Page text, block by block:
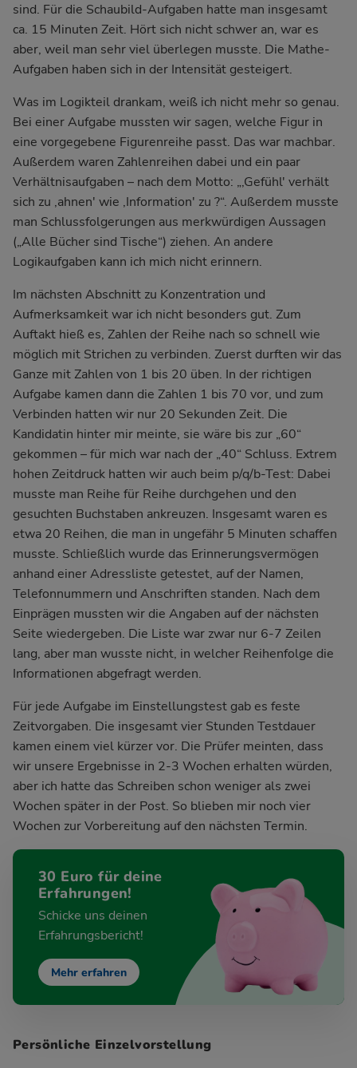
sind. Für die Schaubild-Aufgaben hatte man insgesamt
ca. 15 Minuten Zeit. Hört sich nicht schwer an, war es
aber, weil man sehr viel überlegen musste. Die Mathe-
Aufgaben haben sich in der Intensität gesteigert.
Was im Logikteil drankam, weiß ich nicht mehr so genau.
Bei einer Aufgabe mussten wir sagen, welche Figur in
eine vorgegebene Figurenreihe passt. Das war machbar.
Außerdem waren Zahlenreihen dabei und ein paar
Verhältnisaufgaben – nach dem Motto: „‚Gefühl' verhält
sich zu ‚ahnen' wie ‚Information' zu ?“. Außerdem musste
man Schlussfolgerungen aus merkwürdigen Aussagen
(„Alle Bücher sind Tische“) ziehen. An andere
Logikaufgaben kann ich mich nicht erinnern.
Im nächsten Abschnitt zu Konzentration und
Aufmerksamkeit war ich nicht besonders gut. Zum
Auftakt hieß es, Zahlen der Reihe nach so schnell wie
möglich mit Strichen zu verbinden. Zuerst durften wir das
Ganze mit Zahlen von 1 bis 20 üben. In der richtigen
Aufgabe kamen dann die Zahlen 1 bis 70 vor, und zum
Verbinden hatten wir nur 20 Sekunden Zeit. Die
Kandidatin hinter mir meinte, sie wäre bis zur „60“
gekommen – für mich war nach der „40“ Schluss. Extrem
hohen Zeitdruck hatten wir auch beim p/q/b-Test: Dabei
musste man Reihe für Reihe durchgehen und den
gesuchten Buchstaben ankreuzen. Insgesamt waren es
etwa 20 Reihen, die man in ungefähr 5 Minuten schaffen
musste. Schließlich wurde das Erinnerungsvermögen
anhand einer Adressliste getestet, auf der Namen,
Telefonnummern und Anschriften standen. Nach dem
Einprägen mussten wir die Angaben auf der nächsten
Seite wiedergeben. Die Liste war zwar nur 6-7 Zeilen
lang, aber man wusste nicht, in welcher Reihenfolge die
Informationen abgefragt werden.
Für jede Aufgabe im Einstellungstest gab es feste
Zeitvorgaben. Die insgesamt vier Stunden Testdauer
kamen einem viel kürzer vor. Die Prüfer meinten, dass
wir unsere Ergebnisse in 2-3 Wochen erhalten würden,
aber ich hatte das Schreiben schon weniger als zwei
Wochen später in der Post. So blieben mir noch vier
Wochen zur Vorbereitung auf den nächsten Termin.
30 Euro für deine
Erfahrungen!
Schicke uns deinen
Erfahrungsbericht!
Mehr erfahren
Persönliche Einzelvorstellung